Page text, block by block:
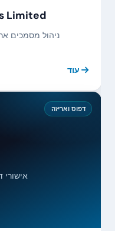
Limited
ניהול מסמכים
עוד
דפוס ואריזה
אישורי